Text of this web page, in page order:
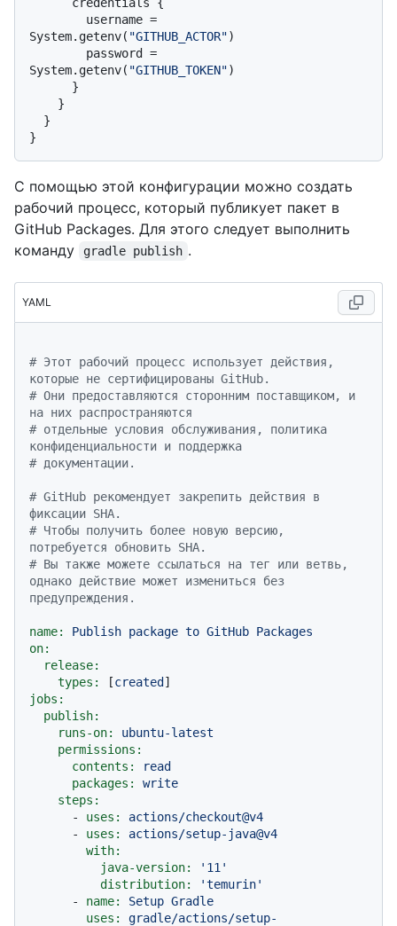
System.getenv( "GITHUB_ACTOR")
System.getenv( "GITHUB_TOKEN")
С помощью этой конфигурации можно создать
рабочий процесс, который публикует пакет в
GitHub Packages. Для этого следует выполнить
команду
gradle publish .
YAML
# Этот рабочий процесс использует действия,
которые не сертифицированы GitHub.
# Они предоставляются сторонним поставщиком, и
на них распространяются
# отдельные условия обслуживания, политика
конфиденциальности и поддержка
# документации.
# GitHub рекомендует закрепить действия в
фиксации SHA.
# Чтобы получить более новую версию,
потребуется обновить SHA.
# Вы также можете ссылаться на тег или ветвь,
однако действие может измениться без
предупреждения.
name: Publish package to GitHub Packages
on:
release:
types:
[created
jobs:
publish:
runs-on:
ubuntu-latest
permissions:
contents:
read
packages:
write
steps:
-
uses:
actions/checkout@v4
-
uses:
actions/setup-java@v4
with:
java-version:
'11'
distribution:
'temurin'
-
name: Setup Gradle
uses:
gradle/actions/setup-